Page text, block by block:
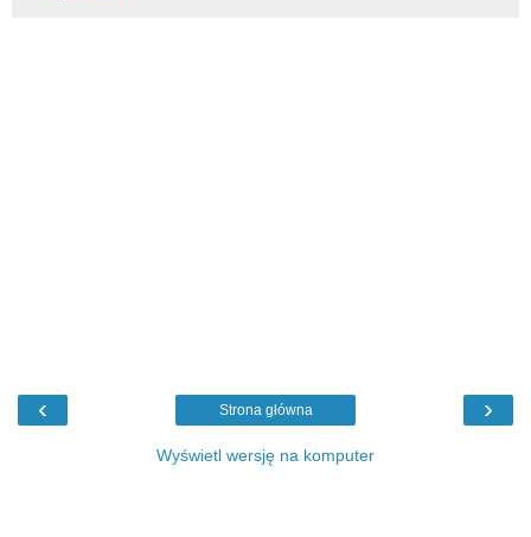
‹ ›
Strona główna
Wyświetl wersję na komputer